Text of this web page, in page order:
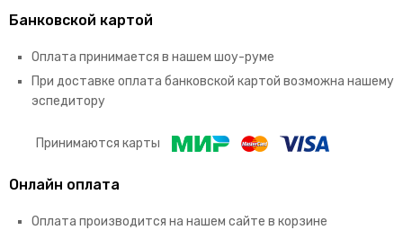
Банковской картой
Оплата принимается в нашем шоу-руме
При доставке оплата банковской картой возможна нашему
эспедитору
Принимаются карты
Онлайн оплата
Оплата производится на нашем сайте в корзине